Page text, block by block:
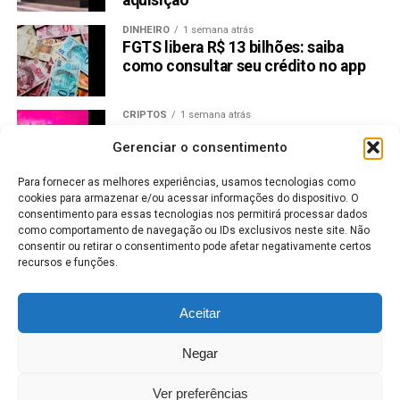
Gerenciar o consentimento
Para fornecer as melhores experiências, usamos tecnologias como
cookies para armazenar e/ou acessar informações do dispositivo. O
consentimento para essas tecnologias nos permitirá processar dados
como comportamento de navegação ou IDs exclusivos neste site. Não
consentir ou retirar o consentimento pode afetar negativamente certos
recursos e funções.
Aceitar
Negar
Ver preferências
de compra de qualquer criptomoeda
manter os interessados em criptomoedas informados
sobre os desenvolvimentos recentes.
Link
WhatsApp
Twitter
Facebook
Reddit
Email
TÓPICOS RELACIONADOS: RABOO (RABT)
PRÓXIMA:
Koala Coin (KLC): mais uma criptomoeda para os
investidores tentarem ganhar dinheiro?
NÃO PERCA:
Trend Rider espera que Cardano se recupere, SHIB
supere o valor máximo do ano enquanto token KANG
DINHEIRO 1 semana atrás
FGTS libera R$ 13 bilhões: saiba
como consultar seu crédito no app
CRIPTOS 1 semana atrás
semana e mira resistência de US$
CRIPTOMOEDAS 1 semana atrás
BitMEX Fecha Operações Após Anos
de Problemas Regulatórios
mil enquanto baleias acumulam
Bitcoin a US$ 65 mil: halving se